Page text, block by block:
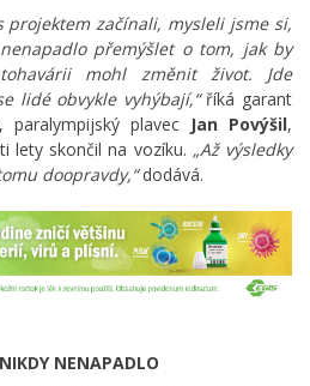
projektem začínali, mysleli jsme si,
přemýšlet o tom, jak by
mohl změnit život. Jde
lidé obvykle vyhýbají,“říká garant
paralympijský plavec Jan Povýšil,
lety skončil na vozíku. „Až výsledky
doopravdy,“dodává.
NENAPADLO